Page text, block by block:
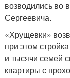
возводились во
Сергеевича.
«Хрущевки»
при этом
и тысячи семей
квартиры с